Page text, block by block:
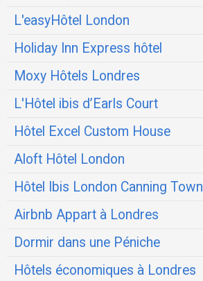
L'easyHôtel London
Holiday Inn Express hôtel
Moxy Hôtels Londres
L'Hôtel ibis d’Earls Court
Hôtel Excel Custom House
Aloft Hôtel London
Hôtel Ibis London Canning Town
Airbnb Appart à Londres
Dormir dans une Péniche
Hôtels économiques à Londres